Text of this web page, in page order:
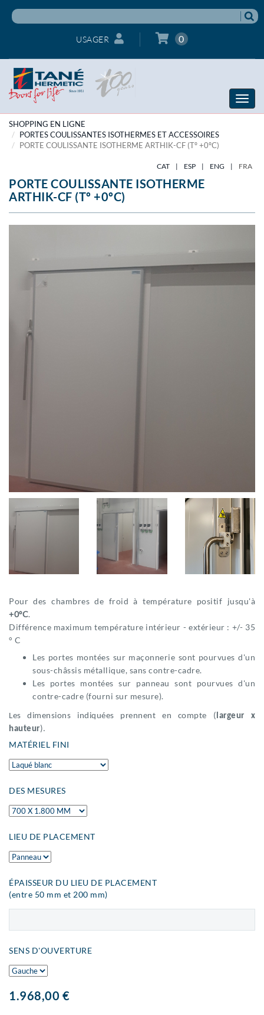
USAGER 0
Toggle
SHOPPING EN LIGNE
PORTES COULISSANTES ISOTHERMES ET ACCESSOIRES
PORTE COULISSANTE ISOTHERME ARTHIK-CF (Tº +0ºC)
CAT | ESP | ENG | FRA
PORTE COULISSANTE ISOTHERME
ARTHIK-CF (Tº +0ºC)
Pour des chambres de froid à température positif jusqu'à
+0ºC.
Différence maximum température intérieur - extérieur : +/- 35
° C
Les portes montées sur maçonnerie sont pourvues d'un
sous-châssis métallique, sans contre-cadre.
Les portes montées sur panneau sont pourvues d'un
contre-cadre (fourni sur mesure).
Les dimensions indiquées prennent en compte ( largeur x
hauteur).
MATÉRIEL FINI
DES MESURES
LIEU DE PLACEMENT
ÉPAISSEUR DU LIEU DE PLACEMENT
(entre 50 mm et 200 mm)
SENS D'OUVERTURE
1.968,00 €